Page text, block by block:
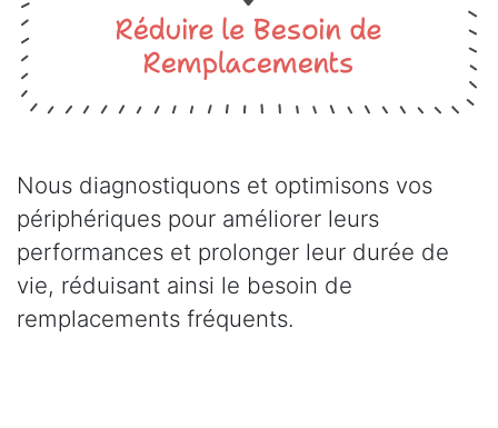
Nous diagnostiquons et optimisons vos
périphériques pour améliorer leurs
performances et prolonger leu​r durée de
vie, réduisant ainsi le besoin de
remplacements fréquents.